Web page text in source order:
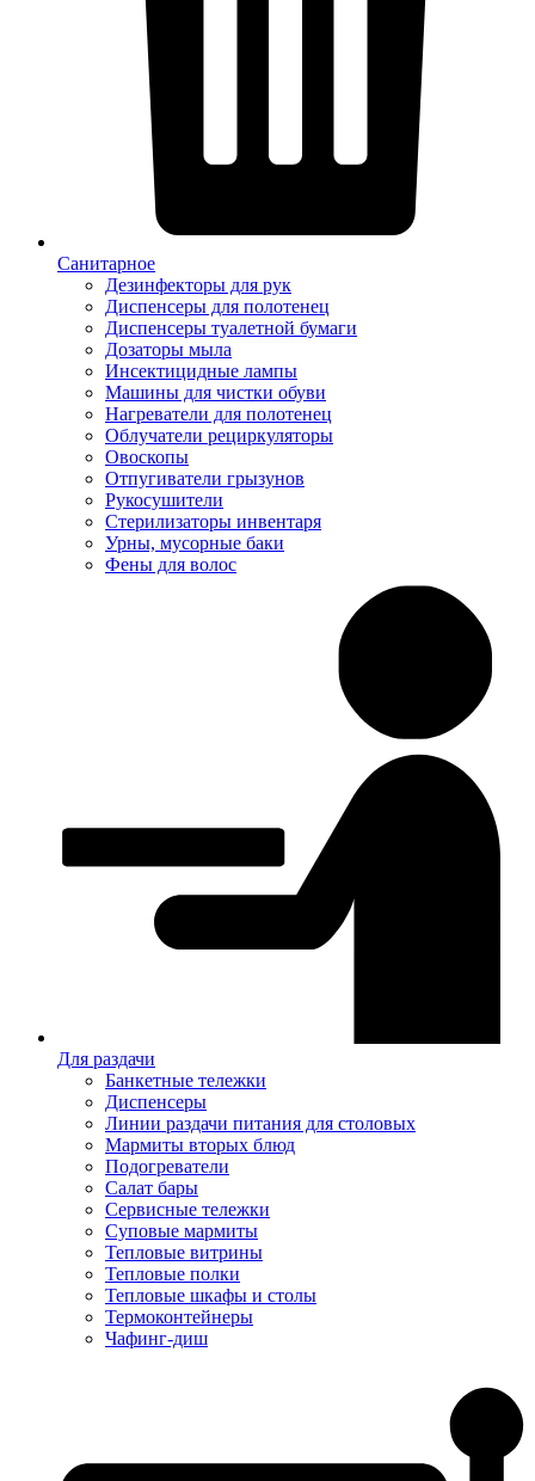
Санитарное
Дезинфекторы для рук
Диспенсеры для полотенец
Диспенсеры туалетной бумаги
Дозаторы мыла
Инсектицидные лампы
Машины для чистки обуви
Нагреватели для полотенец
Облучатели рециркуляторы
Овоскопы
Отпугиватели грызунов
Рукосушители
Стерилизаторы инвентаря
Урны, мусорные баки
Фены для волос
Для раздачи
Банкетные тележки
Диспенсеры
Линии раздачи питания для столовых
Мармиты вторых блюд
Подогреватели
Салат бары
Сервисные тележки
Суповые мармиты
Тепловые витрины
Тепловые полки
Тепловые шкафы и столы
Термоконтейнеры
Чафинг-диш